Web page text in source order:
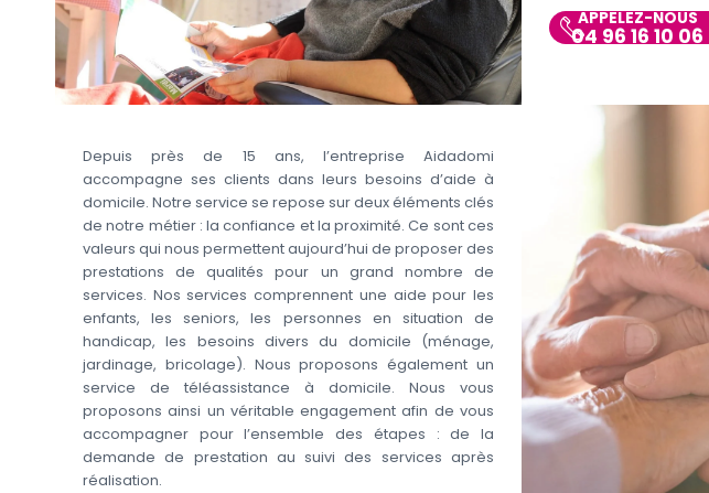
APPELEZ-NOUS
04 96 16 10 06
Depuis près de 15 ans, l’entreprise Aidadomi
accompagne ses clients dans leurs besoins d’aide à
domicile. Notre service se repose sur deux éléments clés
de notre métier : la confiance et la proximité. Ce sont ces
valeurs qui nous permettent aujourd’hui de proposer des
prestations de qualités pour un grand nombre de
services. Nos services comprennent une aide pour les
enfants, les seniors, les personnes en situation de
handicap, les besoins divers du domicile (ménage,
jardinage, bricolage). Nous proposons également un
service de téléassistance à domicile. Nous vous
proposons ainsi un véritable engagement afin de vous
accompagner pour l’ensemble des étapes : de la
demande de prestation au suivi des services après
réalisation.